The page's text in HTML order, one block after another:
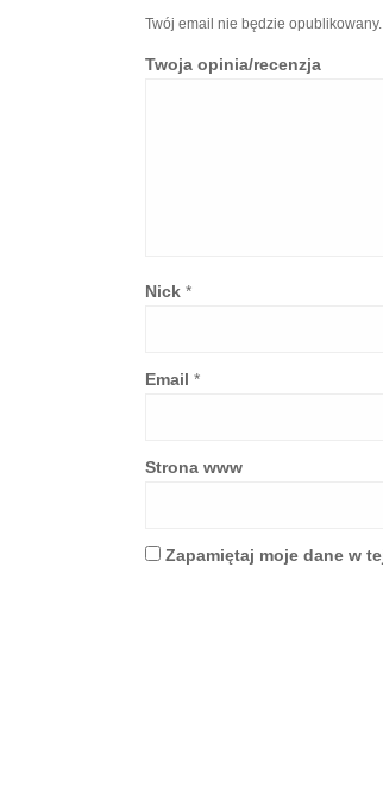
Twój email nie będzie opublikowany.
Twoja opinia/recenzja
Nick *
Email *
Strona www
Zapamiętaj moje dane w